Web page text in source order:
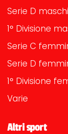
Serie D
1° Divisione
Serie C
Serie D
1° Divisione
Varie
Altri sport